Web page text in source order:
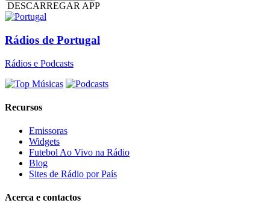
DESCARREGAR APP
Rádios de Portugal
Rádios e Podcasts
Recursos
Emissoras
Widgets
Futebol Ao Vivo na Rádio
Blog
Sites de Rádio por País
Acerca e contactos